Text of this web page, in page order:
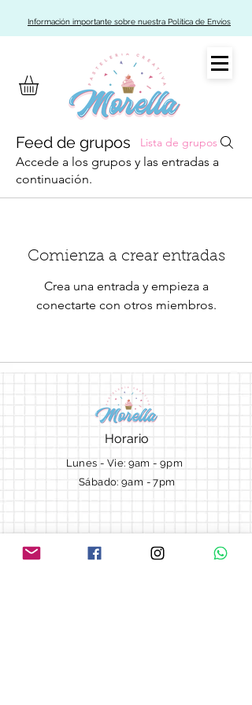
Información importante sobre nuestra Política de Envíos
Feed de grupos Lista de grupos
Accede a los grupos y las entradas a
continuación.
Comienza a crear entradas
Crea una entrada y empieza a
conectarte con otros miembros.
Horario
Lunes - Vie: 9am - 9pm ​​
Sábado: 9am - 7pm